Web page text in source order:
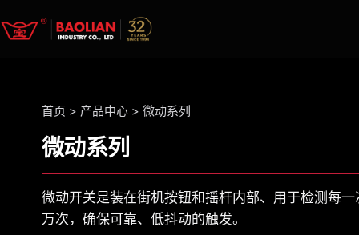
首页 > 产品中心 > 微动系列
微动系列
微动开关是装在街机按钮和摇杆内部、用于检测每
万次，确保可靠、低抖动的触发。